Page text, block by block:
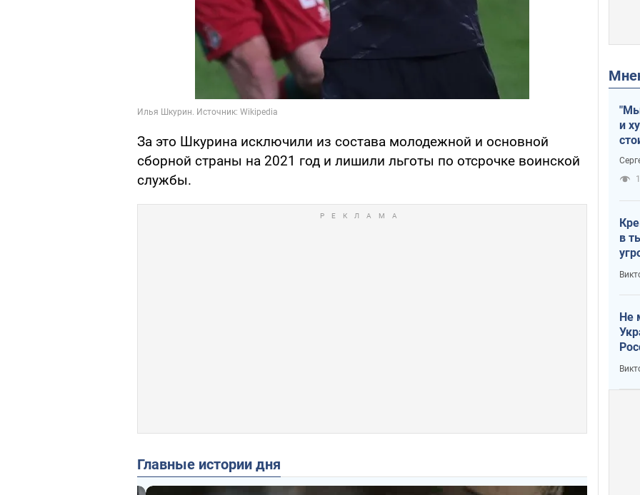
За это Шкурина исключили из состава молодежной и основной
сборной страны на 2021 год и лишили льготы по отсрочке воинской
службы.
Главные истории дня
и
в
Не